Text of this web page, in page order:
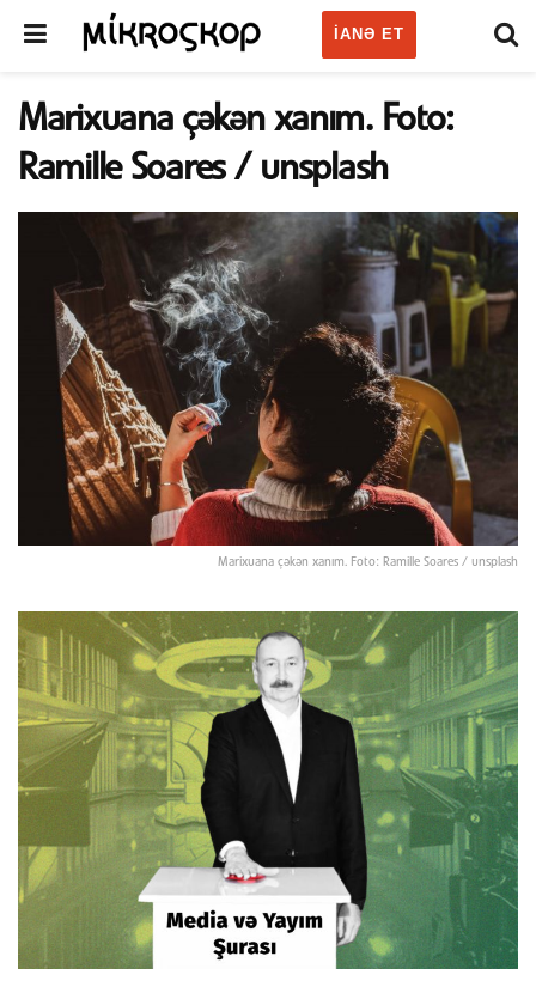
IANƏ ET
Marixuana çəkən xanım. Foto:
Ramille Soares / unsplash
Marixuana çəkən xanım. Foto: Ramille Soares / unsplash